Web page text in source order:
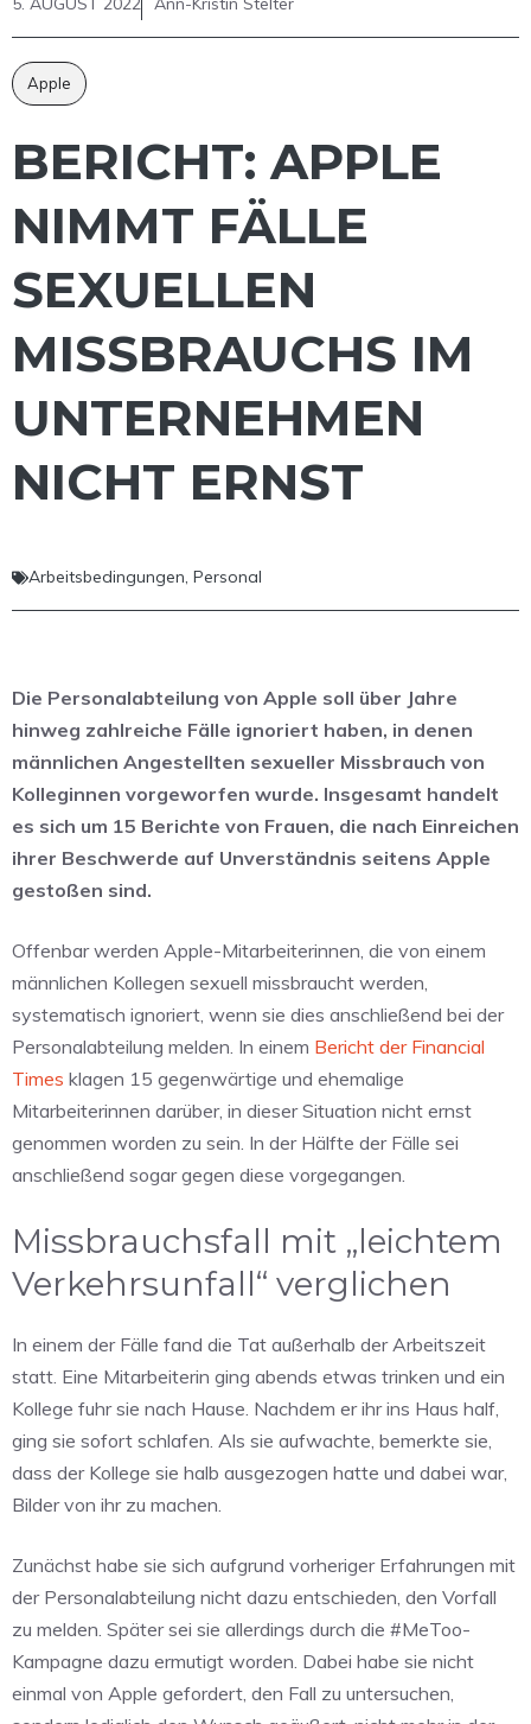
Apple
BERICHT: APPLE
NIMMT FÄLLE
SEXUELLEN
MISSBRAUCHS IM
UNTERNEHMEN
NICHT ERNST
Arbeitsbedingungen, Personal
Die Personalabteilung von Apple soll über Jahre
hinweg zahlreiche Fälle ignoriert haben, in denen
männlichen Angestellten sexueller Missbrauch von
Kolleginnen vorgeworfen wurde. Insgesamt handelt
es sich um 15 Berichte von Frauen, die nach Einreichen
ihrer Beschwerde auf Unverständnis seitens Apple
gestoßen sind.
Offenbar werden Apple-Mitarbeiterinnen, die von einem
männlichen Kollegen sexuell missbraucht werden,
systematisch ignoriert, wenn sie dies anschließend bei der
Personalabteilung melden. In einem Bericht der Financial
Times klagen 15 gegenwärtige und ehemalige
Mitarbeiterinnen darüber, in dieser Situation nicht ernst
genommen worden zu sein. In der Hälfte der Fälle sei
anschließend sogar gegen diese vorgegangen.
Missbrauchsfall mit „leichtem
Verkehrsunfall“ verglichen
In einem der Fälle fand die Tat außerhalb der Arbeitszeit
statt. Eine Mitarbeiterin ging abends etwas trinken und ein
Kollege fuhr sie nach Hause. Nachdem er ihr ins Haus half,
ging sie sofort schlafen. Als sie aufwachte, bemerkte sie,
dass der Kollege sie halb ausgezogen hatte und dabei war,
Bilder von ihr zu machen.
Zunächst habe sie sich aufgrund vorheriger Erfahrungen mit
der Personalabteilung nicht dazu entschieden, den Vorfall
zu melden. Später sei sie allerdings durch die #MeToo-
Kampagne dazu ermutigt worden. Dabei habe sie nicht
einmal von Apple gefordert, den Fall zu untersuchen,